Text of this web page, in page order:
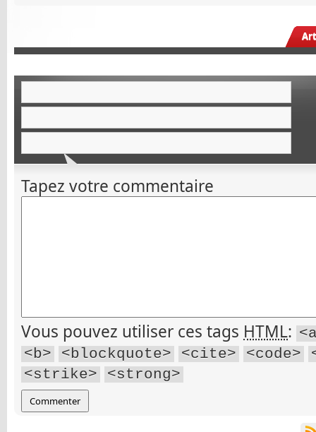
Tapez votre commentaire
Vous pouvez utiliser ces tags HTML:
<b>
<blockquote> <cite> <code>
<strike>
<strong>